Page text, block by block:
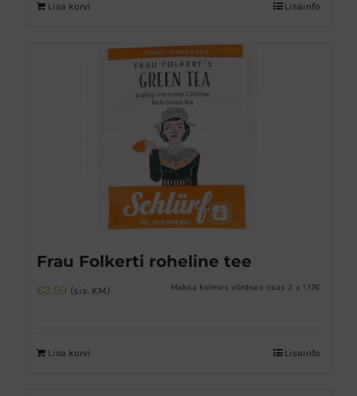
Lisa korvi Lisainfo
Frau Folkerti roheline tee
€3,50 (sis. KM) Maksa kolmes võrdses osas 3 x 1.17€
Lisa korvi Lisainfo